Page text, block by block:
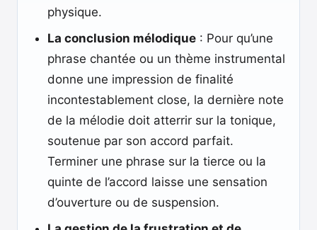
physique.
La conclusion mélodique : Pour qu’une
phrase chantée ou un thème instrumental
donne une impression de finalité
incontestablement close, la dernière note
de la mélodie doit atterrir sur la tonique,
soutenue par son accord parfait.
Terminer une phrase sur la tierce ou la
quinte de l’accord laisse une sensation
d’ouverture ou de suspension.